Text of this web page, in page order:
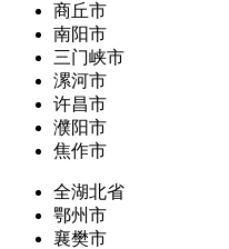
商丘市
南阳市
三门峡市
漯河市
许昌市
濮阳市
焦作市
全湖北省
鄂州市
襄樊市